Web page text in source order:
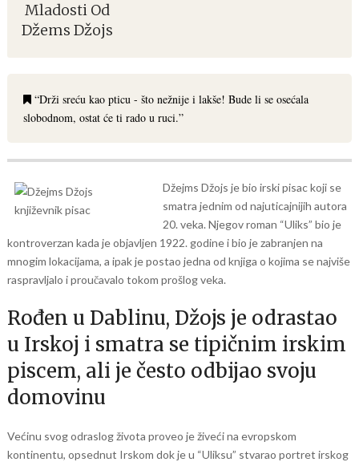
Mladosti Od
Džems Džojs
“Drži sreću kao pticu - što nežnije i lakše! Bude li se osećala
slobodnom, ostat će ti rado u ruci.”
Džejms Džojs je bio irski pisac koji se
smatra jednim od najuticajnijih autora
20. veka. Njegov roman “Uliks” bio je
kontroverzan kada je objavljen 1922. godine i bio je zabranjen na
mnogim lokacijama, a ipak je postao jedna od knjiga o kojima se najviše
raspravljalo i proučavalo tokom prošlog veka.
Rođen u Dablinu, Džojs je odrastao
u Irskoj i smatra se tipičnim irskim
piscem, ali je često odbijao svoju
domovinu
Većinu svog odraslog života proveo je živeći na evropskom
kontinentu, opsednut Irskom dok je u “Uliksu” stvarao portret irskog